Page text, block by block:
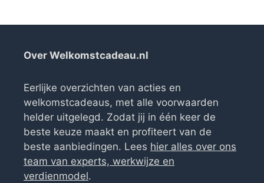
Over Welkomstcadeau.nl
Eerlijke overzichten van acties en
welkomstcadeaus, met alle voorwaarden
helder uitgelegd. Zodat jij in één keer de
beste keuze maakt en profiteert van de
beste aanbiedingen. Lees hier alles over ons
team van experts, werkwijze en
verdienmodel.